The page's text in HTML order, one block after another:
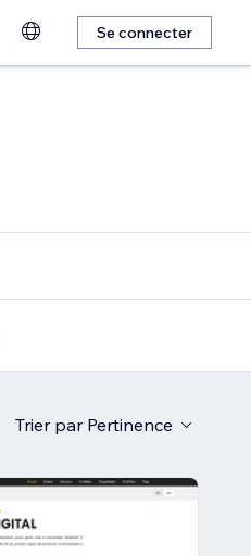
Se connecter
Trier par Pertinence